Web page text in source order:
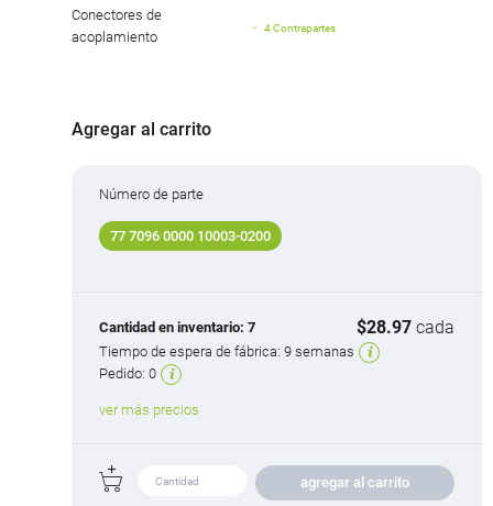
Conectores de
acoplamiento
4 Contrapartes
Agregar al carrito
Número de parte
77 7096 0000 10003-0200
Cantidad en inventario: 7 $28.97 cada
Tiempo de espera de fábrica: 9 semanas
Pedido: 0
ver más precios
agregar al carrito